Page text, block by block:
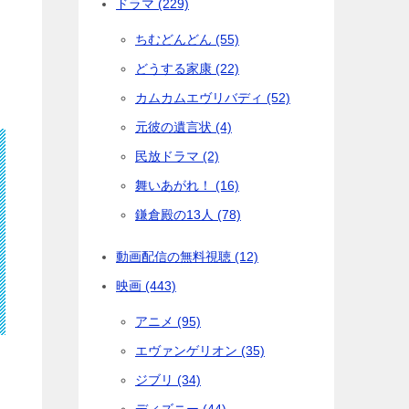
ドラマ (229)
ちむどんどん (55)
どうする家康 (22)
カムカムエヴリバディ (52)
元彼の遺言状 (4)
民放ドラマ (2)
舞いあがれ！ (16)
鎌倉殿の13人 (78)
動画配信の無料視聴 (12)
映画 (443)
アニメ (95)
エヴァンゲリオン (35)
ジブリ (34)